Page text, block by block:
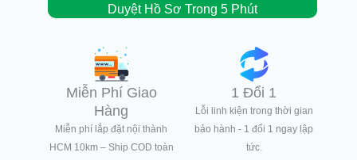
Duyệt Hồ Sơ Trong 5 Phút
Miễn Phí Giao
Hàng
Miễn phí lắp đặt nội thành
HCM 10km – Ship COD toàn
1 Đổi 1
Lỗi linh kiện trong thời gian
bảo hành - 1 đổi 1 ngay lập
tức.